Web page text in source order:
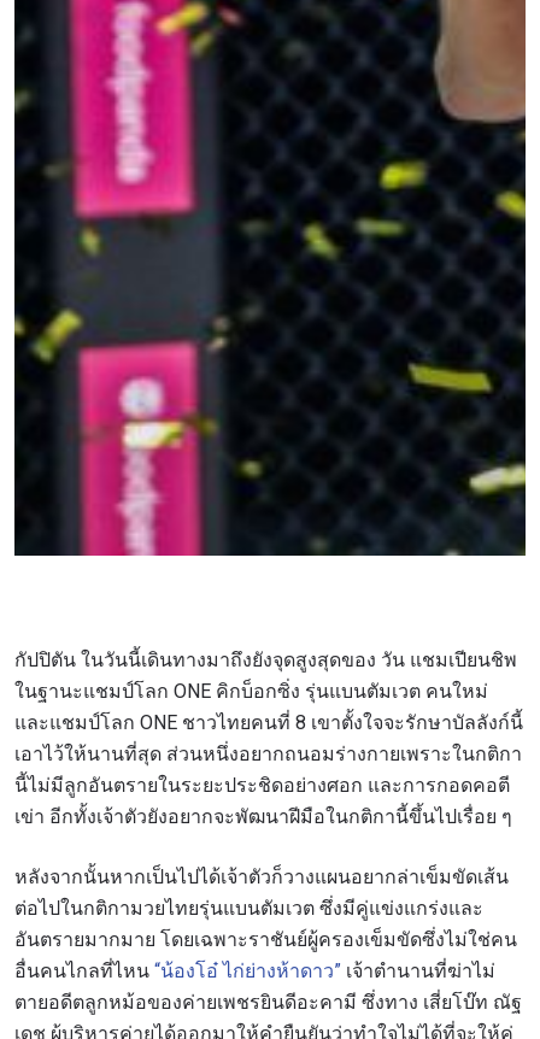
กัปปิตัน ในวันนี้เดินทางมาถึงยังจุดสูงสุดของ วัน แชมเปียนชิพ
ในฐานะแชมป์โลก ONE คิกบ็อกซิ่ง รุ่นแบนตัมเวต คนใหม่
และแชมป์โลก ONE ชาวไทยคนที่ 8 เขาตั้งใจจะรักษาบัลลังก์นี้
เอาไว้ให้นานที่สุด ส่วนหนึ่งอยากถนอมร่างกายเพราะในกติกา
นี้ไม่มีลูกอันตรายในระยะประชิดอย่างศอก และการกอดคอตี
เข่า อีกทั้งเจ้าตัวยังอยากจะพัฒนาฝีมือในกติกานี้ขึ้นไปเรื่อย ๆ
หลังจากนั้นหากเป็นไปได้เจ้าตัวก็วางแผนอยากล่าเข็มขัดเส้น
ต่อไปในกติกามวยไทยรุ่นแบนตัมเวต ซึ่งมีคู่แข่งแกร่งและ
อันตรายมากมาย โดยเฉพาะราชันย์ผู้ครองเข็มขัดซึ่งไม่ใช่คน
อื่นคนไกลที่ไหน “น้องโอ๋ ไก่ย่างห้าดาว” เจ้าตำนานที่ฆ่าไม่
ตายอดีตลูกหม้อของค่ายเพชรยินดีอะคามี ซึ่งทาง เสี่ยโบ๊ท ณัฐ
เดช ผู้บริหารค่ายได้ออกมาให้คำยืนยันว่าทำใจไม่ได้ที่จะให้คู่
ดูไฮไลต์การแข่งขัน
สมัคร
การส่งแบบฟอร์มนี้ถือว่าท่านให้ความยินยอมให้เรา
รวบรวม ใช้งาน และเปิดเผยข้อมูลของท่านภายใต้
นโยบายความเป็นส่วนตัวของเรา ท่านสามารถ
ยกเลิกการสมัครรับข่าวสารได้ตลอดเวลา